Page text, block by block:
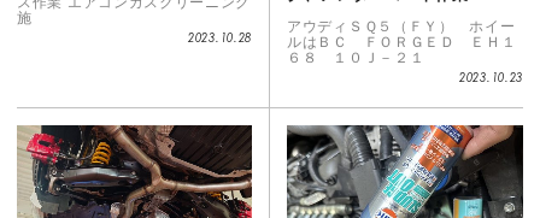
施
2023.10.28
アウディＳＱ５（ＦＹ） ホイー
ルはＢＣ ＦＯＲＧＥＤ ＥＨ１
６８ １０Ｊ－２１
2023.10.23